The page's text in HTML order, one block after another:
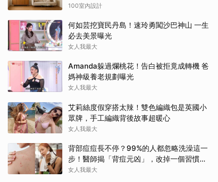
100室內設計
何如芸挖寶民丹島！速玲勇闖沙巴神山 一生
必去美景曝光
女人我最大
Amanda躲過爛桃花！告白被拒竟成轉機 爸
媽神級養老規劃曝光
女人我最大
艾莉絲度假穿搭太辣！雙色編織包是英國小
眾牌，手工編織背後故事超暖心
女人我最大
背部痘痘長不停？99%的人都忽略洗澡這一
步！醫師揭「背痘元凶」，改掉一個習慣真
的差很多
女人我最大